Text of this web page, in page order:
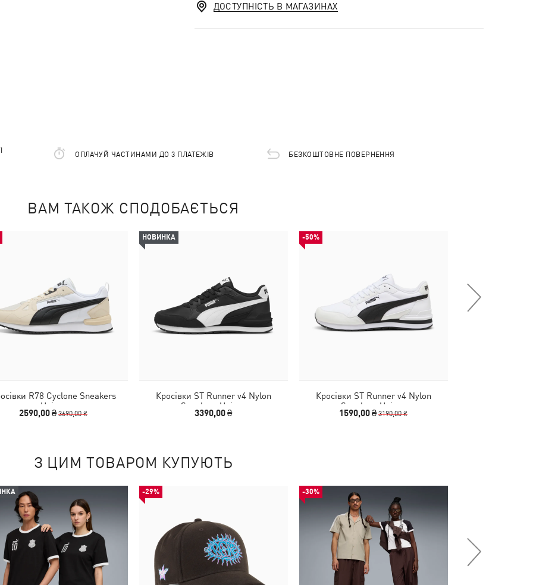
ДОСТУПНІСТЬ В МАГАЗИНАХ
ОПЛАЧУЙ ЧАСТИНАМИ ДО 3 ПЛАТЕЖІВ БЕЗКОШТОВНЕ ПОВЕРНЕННЯ
ВАМ ТАКОЖ СПОДОБАЄТЬСЯ
R78 Cyclone Sneakers
Unisex
2590,00 ₴3690,00 ₴
НОВИНКА
Кросівки ST Runner v4 Nylon
Sneakers Unisex
3390,00 ₴
-50%
Кросівки ST Runner v4 Nylon
Sneakers Unisex
1590,00 ₴3190,00 ₴
З ЦИМ ТОВАРОМ КУПУЮТЬ
-29% -30%